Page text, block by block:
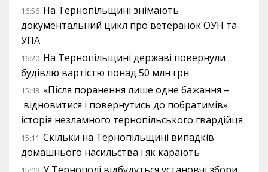
16:56 На Тернопільщині знімають
документальний цикл про ветеранок ОУН та
УПА
16:20 На Тернопільщині державі повернули
будівлю вартістю понад 50 млн грн
15:43 «Після поранення лише одне бажання –
відновитися і повернутись до побратимів»:
історія незламного тернопільського гвардійця
15:11 Скільки на Тернопільщині випадків
домашнього насильства і як карають
У Тернополі відбудуться установчі збори